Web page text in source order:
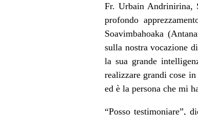
Fr. Urbain Andrinirina,
profondo
Soavimbahoaka
sulla nostra vocazione
la sua grande
realizzare grandi cose
ed è la persona che mi
“Posso testimoniare”,